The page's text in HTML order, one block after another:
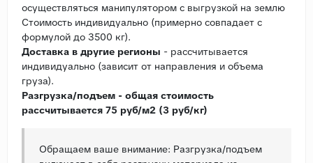
осуществляться манипулятором с выгрузкой на землю
Стоимость индивидуально (примерно совпадает с
формулой до 3500 кг).
Доставка в другие регионы - рассчитывается
индивидуально (зависит от направления и объема
груза).
Разгрузка/подъем - общая стоимость
рассчитывается 75 руб/м2 (3 руб/кг)
Обращаем ваше внимание: Разгрузка/подъем